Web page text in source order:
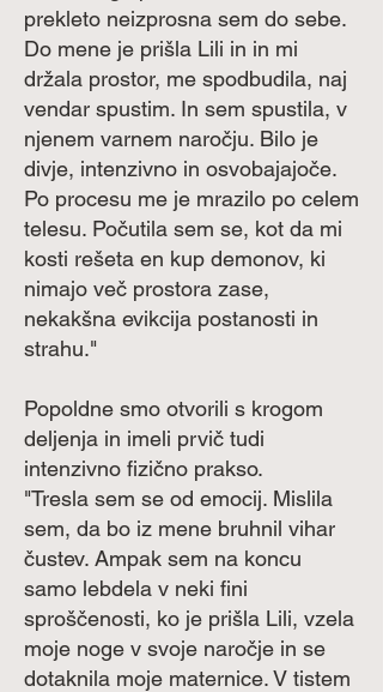
prekleto neizprosna sem do sebe.
Do mene je prišla Lili in in mi
držala prostor, me spodbudila, naj
vendar spustim. In sem spustila, v
njenem varnem naročju. Bilo je
divje, intenzivno in osvobajajoče.
Po procesu me je mrazilo po celem
telesu. Počutila sem se, kot da mi
kosti rešeta en kup demonov, ki
nimajo več prostora zase,
nekakšna evikcija postanosti in
strahu."
Popoldne smo otvorili s krogom
deljenja in imeli prvič tudi
intenzivno fizično prakso.
"Tresla sem se od emocij. Mislila
sem, da bo iz mene bruhnil vihar
čustev. Ampak sem na koncu
samo lebdela v neki fini
sproščenosti, ko je prišla Lili, vzela
moje noge v svoje naročje in se
dotaknila moje maternice. V tistem